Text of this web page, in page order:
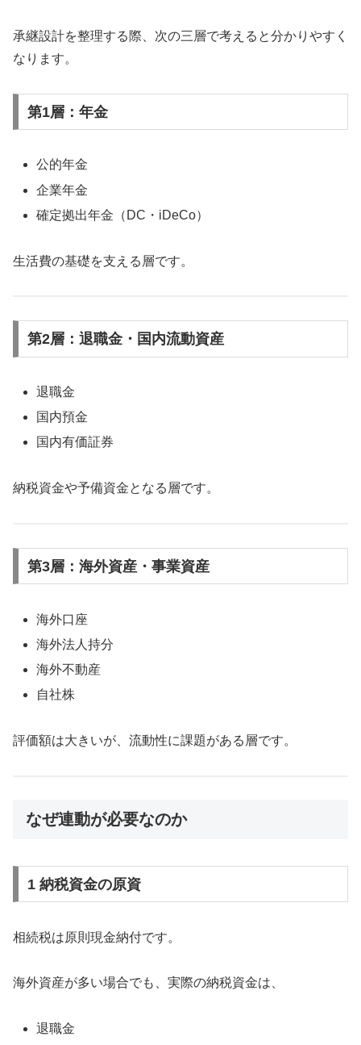
承継設計を整理する際、次の三層で考えると分かりやすく
なります。
第1層：年金
公的年金
企業年金
確定拠出年金（DC・iDeCo）
生活費の基礎を支える層です。
第2層：退職金・国内流動資産
退職金
国内預金
国内有価証券
納税資金や予備資金となる層です。
第3層：海外資産・事業資産
海外口座
海外法人持分
海外不動産
自社株
評価額は大きいが、流動性に課題がある層です。
なぜ連動が必要なのか
1 納税資金の原資
相続税は原則現金納付です。
海外資産が多い場合でも、実際の納税資金は、
退職金